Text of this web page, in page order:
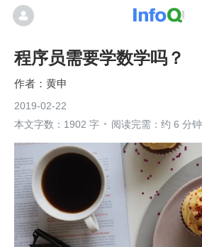
程序员需要学数学吗？
黄申
2019-02-22
本文字数：1902 字
阅读完需：约 6 分钟